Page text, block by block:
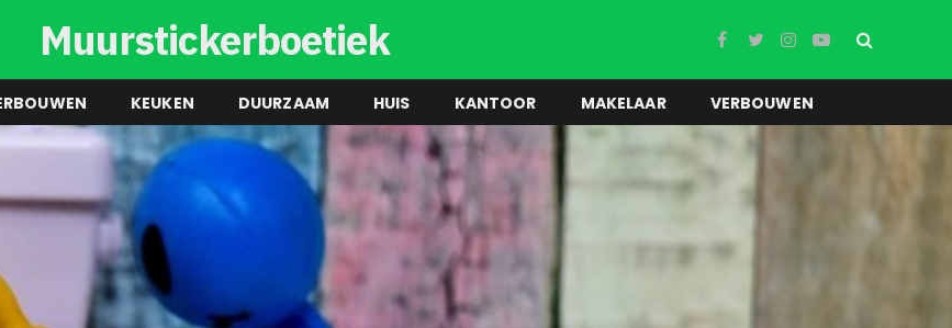
Muurstickerboetiek Facebook
TwitterInstagram
YouTube
KEUKEN DUURZAAM HUIS KANTOOR MAKELAAR VERBOUWEN